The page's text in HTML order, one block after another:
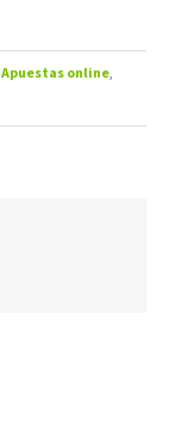
Apuestas online,